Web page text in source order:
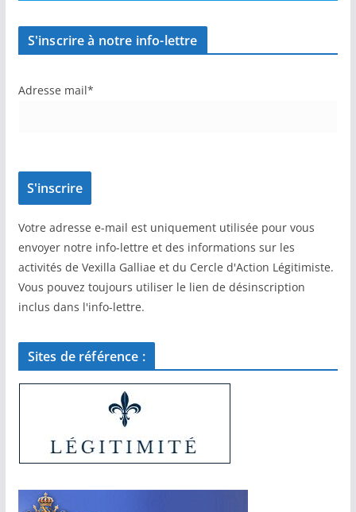
S'inscrire à notre info-lettre
Adresse mail*
Votre adresse e-mail est uniquement utilisée pour vous
envoyer notre info-lettre et des informations sur les
activités de Vexilla Galliae et du Cercle d'Action Légitimiste.
Vous pouvez toujours utiliser le lien de désinscription
inclus dans l'info-lettre.
Sites de référence :